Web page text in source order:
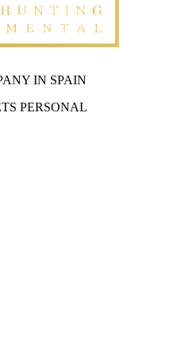
IN SPAIN
PERSONAL